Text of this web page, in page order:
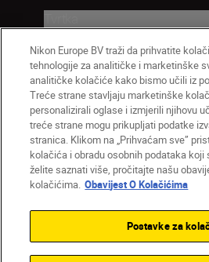
HR Nikon Sites
Obratite nam se
Obavijest o
Uvjeti upotrebe
Obavijest o
Postavke kolačića
Nikon Europe BV traži da prihvatite
tehnologije za analitičke i marketinške
analitičke kolačiće kako bismo učili iz
Treće strane stavljaju marketinške
personalizirali oglase i izmjerili njihovu
treće strane mogu prikupljati podatke
stranica. Klikom na „Prihvaćam sve”
kolačića i obradu osobnih podataka koji
želite saznati više, pročitajte našu
kolačićima. Obavijest O Kolačićima
Postavke za